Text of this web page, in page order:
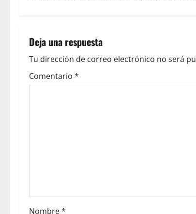
g
a
c
e
Deja una respuesta
Tu dirección de correo electrónico no será
Comentario *
Nombre*